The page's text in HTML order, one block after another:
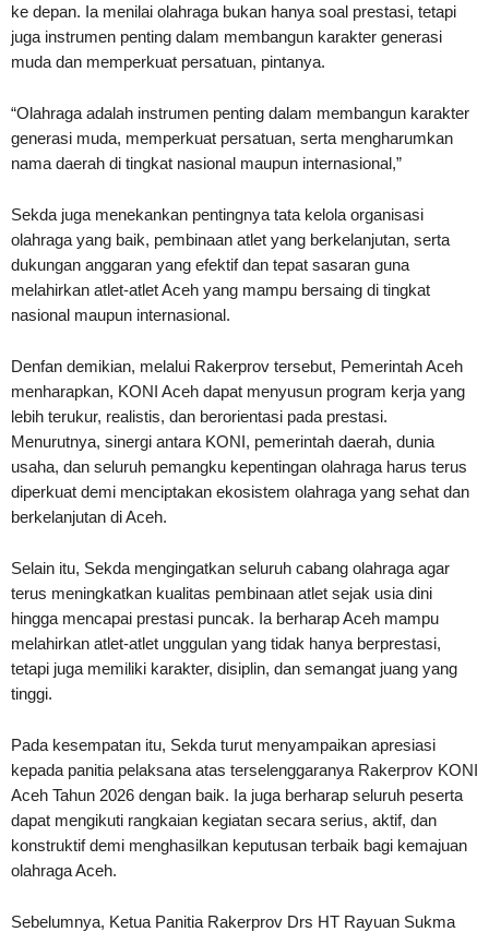
ke depan. Ia menilai olahraga bukan hanya soal prestasi, tetapi
juga instrumen penting dalam membangun karakter generasi
muda dan memperkuat persatuan, pintanya.
“Olahraga adalah instrumen penting dalam membangun karakter
generasi muda, memperkuat persatuan, serta mengharumkan
nama daerah di tingkat nasional maupun internasional,”
Sekda juga menekankan pentingnya tata kelola organisasi
olahraga yang baik, pembinaan atlet yang berkelanjutan, serta
dukungan anggaran yang efektif dan tepat sasaran guna
melahirkan atlet-atlet Aceh yang mampu bersaing di tingkat
nasional maupun internasional.
Denfan demikian, melalui Rakerprov tersebut, Pemerintah Aceh
menharapkan, KONI Aceh dapat menyusun program kerja yang
lebih terukur, realistis, dan berorientasi pada prestasi.
Menurutnya, sinergi antara KONI, pemerintah daerah, dunia
usaha, dan seluruh pemangku kepentingan olahraga harus terus
diperkuat demi menciptakan ekosistem olahraga yang sehat dan
berkelanjutan di Aceh.
Selain itu, Sekda mengingatkan seluruh cabang olahraga agar
terus meningkatkan kualitas pembinaan atlet sejak usia dini
hingga mencapai prestasi puncak. Ia berharap Aceh mampu
melahirkan atlet-atlet unggulan yang tidak hanya berprestasi,
tetapi juga memiliki karakter, disiplin, dan semangat juang yang
tinggi.
Pada kesempatan itu, Sekda turut menyampaikan apresiasi
kepada panitia pelaksana atas terselenggaranya Rakerprov KONI
Aceh Tahun 2026 dengan baik. Ia juga berharap seluruh peserta
dapat mengikuti rangkaian kegiatan secara serius, aktif, dan
konstruktif demi menghasilkan keputusan terbaik bagi kemajuan
olahraga Aceh.
Sebelumnya, Ketua Panitia Rakerprov Drs HT Rayuan Sukma